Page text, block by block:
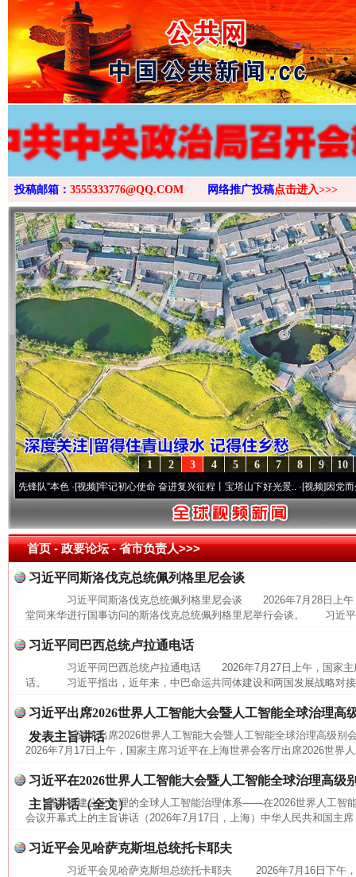
>
投稿邮箱： 3555333776@QQ.COM 网络推广投稿点击进入>>>
10
9
8
7
6
5
4
3
2
1
队”本色·[视频]牢记初心使命 奋进复兴征程丨宝塔山下好光景..·[视频]因党而生 为
首页- 政要论坛 -省市负责人>>>
习近平同斯洛伐克总统佩列格里尼会谈
习近平同斯洛伐克总统佩列格里尼会谈 2026年7月28日上午
堂同来华进行国事访问的斯洛伐克总统佩列格里尼举行会谈。 习近
习近平同巴西总统卢拉通电话
习近平同巴西总统卢拉通电话 2026年7月27日上午，国家主
话。 习近平指出，近年来，中巴命运共同体建设和两国发展战略对
习近平出席2026世界人工智能大会暨人工智能全球治理高
发表主旨讲话
习近平出席2026世界人工智能大会暨人工智能全球治理高级
2026年7月17日上午，国家主席习近平在上海世界会客厅出席2026世界
习近平在2026世界人工智能大会暨人工智能全球治理高级
主旨讲话（全文）
携手构建公正合理的全球人工智能治理体系——在2026世界人工智
会议开幕式上的主旨讲话（2026年7月17日，上海）中华人民共和国主
习近平会见哈萨克斯坦总统托卡耶夫
习近平会见哈萨克斯坦总统托卡耶夫 2026年7月16日下午，